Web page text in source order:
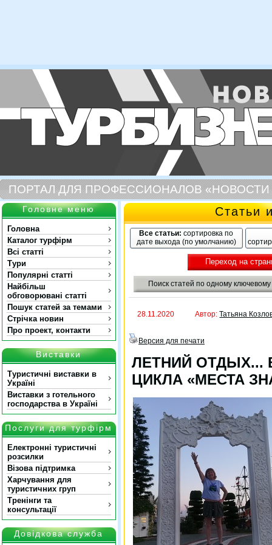
ПОРТАЛ ДЛЯ ПРОФЕССИОНАЛОВ «НОВОСТИ
Головне меню
Головна
Каталог турфірм
Всі статті
Тури
Популярні статті
Найбільш
обговорювані статті
Пошук статей за темами
Стрічка новин
Про проект, контакти
Виставки
Туристичні виставки в
Україні
Виставки з готельного
господарства в Україні
Послуги для турфірм
Електронні туристичні
розсилки
Візова підтримка
Харчування для
туристичних груп
Тренінги та
консультації
Довідкова служба
Статьи
Все статьи: сортировка по
дате выхода (по умолчанию)
Переход на
Поиск статей по одному ключевому
28.11.2020 Автор: Татьяна
Версия для печати
ЛЕТНИЙ ОТДЫХ...
ЦИКЛА «МЕСТА